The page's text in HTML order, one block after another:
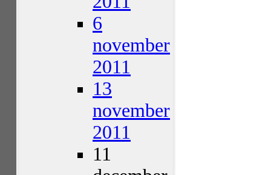
6
november
2011
13
november
2011
11